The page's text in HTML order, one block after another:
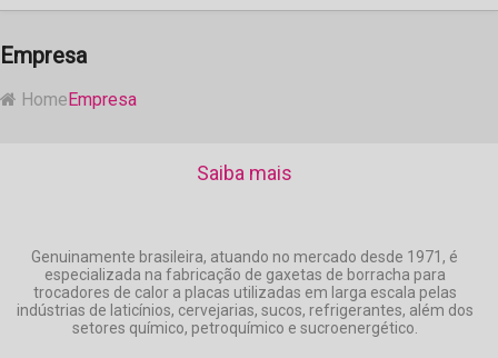
Empresa
HomeEmpresa
Saiba mais
Genuinamente brasileira, atuando no mercado desde 1971, é
especializada na fabricação de gaxetas de borracha para
trocadores de calor a placas utilizadas em larga escala pelas
indústrias de laticínios, cervejarias, sucos, refrigerantes, além dos
setores químico, petroquímico e sucroenergético.